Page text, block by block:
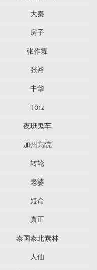
大秦
房子
张作霖
张裕
中华
Torz
夜班鬼车
加州高院
转轮
老婆
短命
真正
泰国泰北素林
人仙